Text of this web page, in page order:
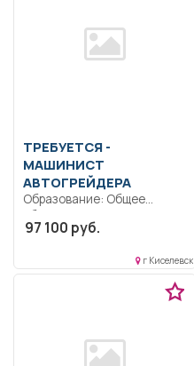
ТРЕБУЕТСЯ -
МАШИНИСТ
АВТОГРЕЙДЕРА
Образование: Общее
образование.. Выполнение
механизированных работ с
97 100 руб.
г Киселевск